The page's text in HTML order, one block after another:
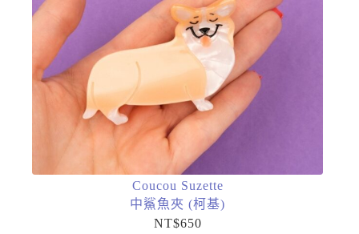
Coucou Suzette
中鯊魚夾 (柯基)
NT$650